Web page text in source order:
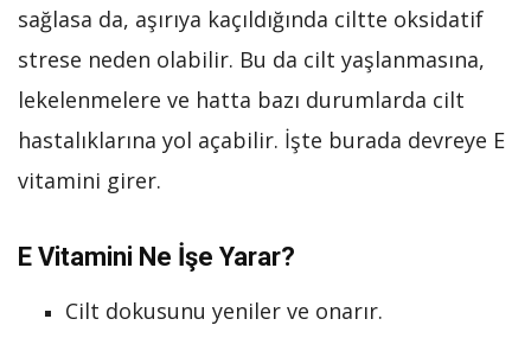
sağlasa da, aşırıya kaçıldığında ciltte oksidatif
strese neden olabilir. Bu da cilt yaşlanmasına,
lekelenmelere ve hatta bazı durumlarda cilt
hastalıklarına yol açabilir. İşte burada devreye E
vitamini girer.
E Vitamini Ne İşe Yarar?
Cilt dokusunu yeniler ve onarır.